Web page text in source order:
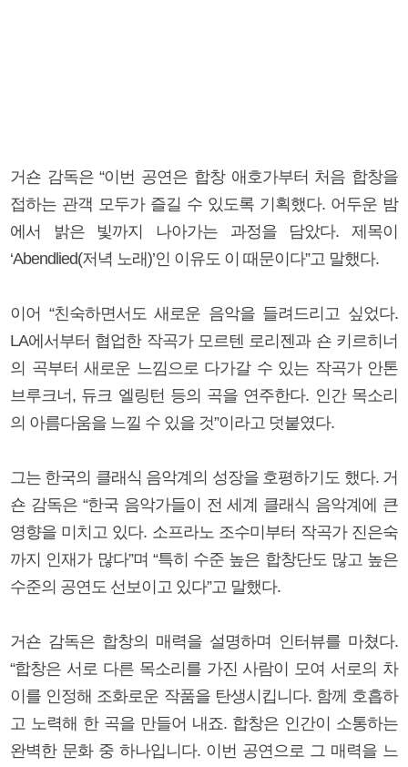
거숀 감독은 “이번 공연은 합창 애호가부터 처음 합창을
접하는 관객 모두가 즐길 수 있도록 기획했다. 어두운 밤
에서 밝은 빛까지 나아가는 과정을 담았다. 제목이
‘Abendlied(저녁 노래)’인 이유도 이 때문이다”고 말했다.
이어 “친숙하면서도 새로운 음악을 들려드리고 싶었다.
LA에서부터 협업한 작곡가 모르텐 로리젠과 숀 키르히너
의 곡부터 새로운 느낌으로 다가갈 수 있는 작곡가 안톤
브루크너, 듀크 엘링턴 등의 곡을 연주한다. 인간 목소리
의 아름다움을 느낄 수 있을 것”이라고 덧붙였다.
그는 한국의 클래식 음악계의 성장을 호평하기도 했다. 거
숀 감독은 “한국 음악가들이 전 세계 클래식 음악계에 큰
영향을 미치고 있다. 소프라노 조수미부터 작곡가 진은숙
까지 인재가 많다”며 “특히 수준 높은 합창단도 많고 높은
수준의 공연도 선보이고 있다”고 말했다.
거숀 감독은 합창의 매력을 설명하며 인터뷰를 마쳤다.
“합창은 서로 다른 목소리를 가진 사람이 모여 서로의 차
이를 인정해 조화로운 작품을 탄생시킵니다. 함께 호흡하
고 노력해 한 곡을 만들어 내죠. 합창은 인간이 소통하는
완벽한 문화 중 하나입니다. 이번 공연으로 그 매력을 느